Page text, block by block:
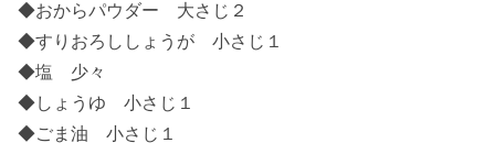
◆おからパウダー 大さじ２
◆すりおろししょうが 小さじ１
◆塩 少々
◆しょうゆ 小さじ１
◆ごま油 小さじ１